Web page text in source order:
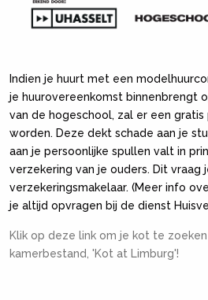
Indien je huurt met een
je huurovereenkomst binnenbrengt
van de hogeschool, zal er een gratis
worden. Deze dekt schade aan je
aan je persoonlijke spullen valt in
verzekering van je ouders. Dit vraag
verzekeringsmakelaar. (Meer info
je altijd opvragen bij de dienst
Klik op deze link om je kot te
kamerbestand, 'Kot at Limburg'!